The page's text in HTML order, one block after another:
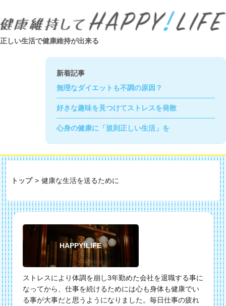
正しい生活で健康維持が出来る
新着記事
無理なダイエットも不調の原因？
好きな趣味を見つけてストレスを発散
心身の健康に「規則正しい生活」を
トップ > 健康な生活を送るために
HAPPY!LIFE
ストレスにより体調を崩し3年勤めた会社を退職する事に
なってから、仕事を続けるためには心も身体も健康でい
る事が大事だと思うようになりました。毎日仕事の疲れ